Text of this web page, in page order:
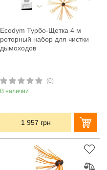
Ecodym Турбо-Щетка 4 м
роторный набор для чистки
дымоходов
(0)
В наличии
1 957 грн